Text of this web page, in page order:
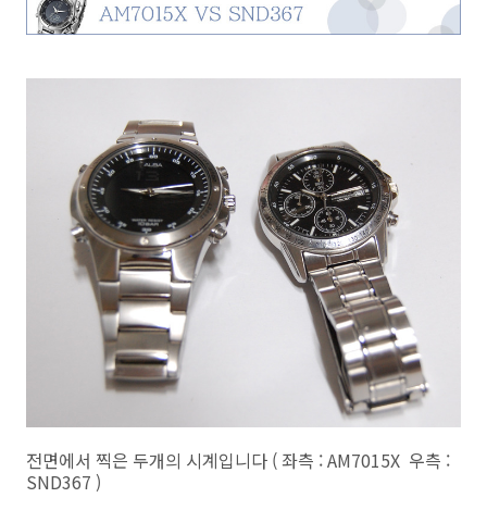
전면에서 찍은 두개의 시계입니다 ( 좌측 : AM7015X 우측 :
SND367 )